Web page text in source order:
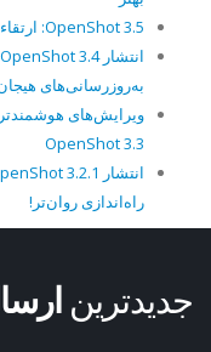
OpenShot 3.5: ارتقاء بزرگی برای سرعت، پایداری و کنترل خلاقانه
به‌روزرسانی‌های
ویرایش‌های
OpenShot 3.3
راه‌اندازی روان‌تر!
جدیدترین